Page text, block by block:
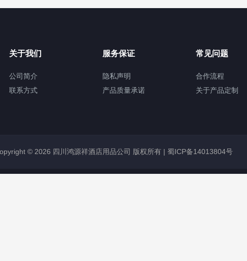
关于我们
公司简介
联系方式
服务保证
隐私声明
产品质量承诺
常见问题
合作流程
关于产品定制
© 2026 四川鸿源祥酒店用品公司 版权所有 | 蜀ICP备14013804号